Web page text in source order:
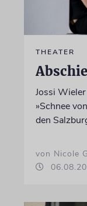
THEATER
Jossi
»Schnee
den
von Nicole